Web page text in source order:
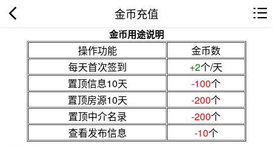
金币充值
金币用途说明
操作功能
金币数
每天首次签到
+2个/天
置顶信息10天
-100个
置顶房源10天
-200个
置顶中介名录
-200个
查看发布信息
-10个